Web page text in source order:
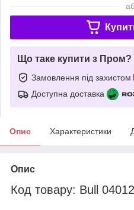
Що таке купити з Пром?
Замовлення під захистом
Доступна доставка
Опис Характеристики
Опис
Код товару: Bull